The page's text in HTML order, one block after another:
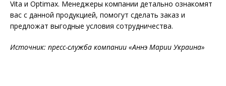
Vita и Optimax. Менеджеры компании детально ознакомят
вас с данной продукцией, помогут сделать заказ и
предложат выгодные условия сотрудничества.
Источник: пресс-служба компании «Аннэ Марии Украина»